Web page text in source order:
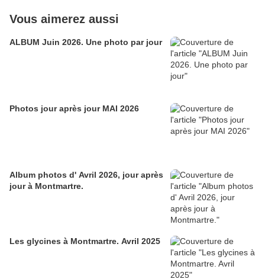
Vous aimerez aussi
ALBUM Juin 2026. Une photo par jour
Photos jour après jour MAI 2026
Album photos d' Avril 2026, jour après
jour à Montmartre.
Les glycines à Montmartre. Avril 2025